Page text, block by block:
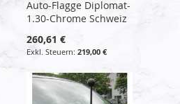
Auto-Flagge Diplomat-
1.30-Chrome Schweiz
260,61 €
219,00 €